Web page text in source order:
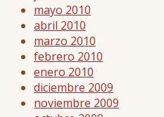
mayo 2010
abril 2010
marzo 2010
febrero 2010
enero 2010
diciembre 2009
noviembre 2009